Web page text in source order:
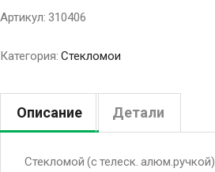
Артикул: 310406
Категория: Стекломои
Описание Детали
Стекломой (с телеск. алюм.ручкой)